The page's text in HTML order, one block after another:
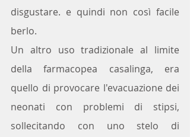
disgustare. e quindi non così facile
berlo.
Un altro uso tradizionale al limite
della farmacopea casalinga, era
quello di provocare l'evacuazione dei
neonati con problemi di stipsi,
sollecitando con uno stelo di